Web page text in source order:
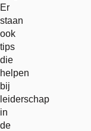
Er
staan
ook
tips
die
helpen
bij
leiderschap
in
de